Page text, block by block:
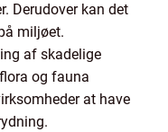
Derudover kan det
miljøet.
af skadelige
og fauna
at have